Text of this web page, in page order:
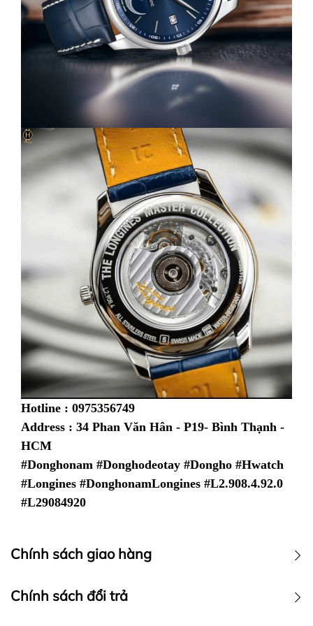
Hotline : 0975356749
Address : 34 Phan Văn Hân - P19- Bình Thạnh -
HCM
#Donghonam #Donghodeotay #Dongho #Hwatch
#Longines #DonghonamLongines #L2.908.4.92.0
#L29084920
Chính sách giao hàng
Chính sách vận chuyển
Chính sách đổi trả